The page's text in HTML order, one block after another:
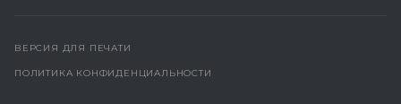
ВЕРСИЯ ДЛЯ ПЕЧАТИ
ПОЛИТИКА КОНФИДЕНЦИАЛЬНОСТИ